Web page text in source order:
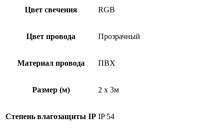
Цвет свечения RGB
Цвет провода Прозрачный
Материал провода ПВХ
Размер (м) 2 x 3м
Степень влагозащиты IP IP 54